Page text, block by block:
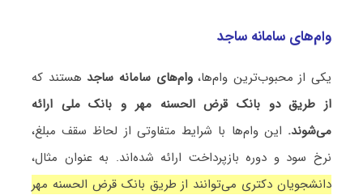
وام‌های سامانه ساجد
یکی از محبوب‌ترین وام‌ها،وام‌های سامانه ساجد هستند که
از طریق دو بانک قرض الحسنه مهر و بانک ملی ارائه
می‌شوند. این وام‌ها با شرایط متفاوتی از لحاظ سقف مبلغ،
نرخ سود و دوره بازپرداخت ارائه شده‌اند. به عنوان مثال،
دانشجویان دکتری می‌توانند از طریق بانک قرض الحسنه مهر